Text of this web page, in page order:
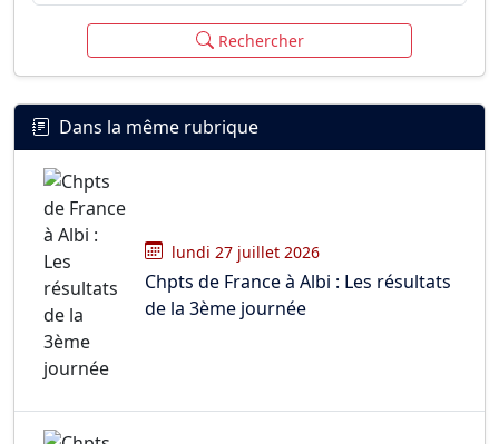
Rechercher
Dans la même rubrique
lundi 27 juillet 2026
Chpts de France à Albi : Les résultats
de la 3ème journée